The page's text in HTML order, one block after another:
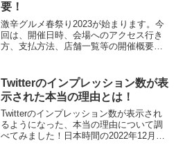
要！
激辛グルメ春祭り2023が始まります。今
回は、開催日時、会場へのアクセス行き
方、支払方法、店舗一覧等の開催概要を
日（木・祝） ～ 5月9日(火)11:00～2...
Twitterのインプレッション数が表
示された本当の理由とは！
Twitterのインプレッション数が表示され
るようになった、本当の理由について調
べてみました！日本時間の2022年12月23